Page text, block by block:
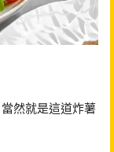
然就是這道炸薯